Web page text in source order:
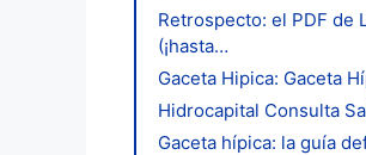
Retrospecto: el PDF de
(¡hasta…
Gaceta Hipica: Gaceta
Hidrocapital Consulta
Gaceta hípica: la guía